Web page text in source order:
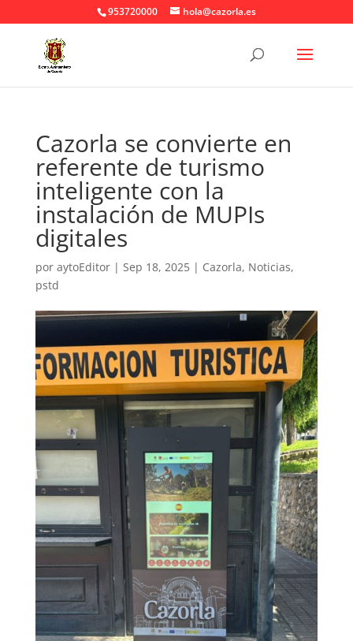
953720000 hola@cazorla.es
Cazorla se convierte en
referente de turismo
inteligente con la
instalación de MUPIs
digitales
por aytoEditor| Sep 18, 2025| Cazorla, Noticias,
pstd